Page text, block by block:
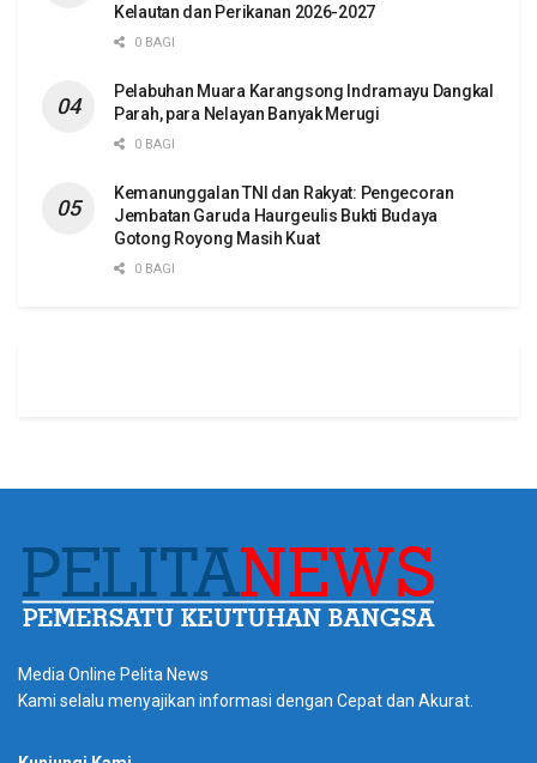
Kelautan dan Perikanan 2026-2027
0 BAGI
Pelabuhan Muara Karangsong Indramayu Dangkal
Parah, para Nelayan Banyak Merugi
0 BAGI
Kemanunggalan TNI dan Rakyat: Pengecoran
Jembatan Garuda Haurgeulis Bukti Budaya
Gotong Royong Masih Kuat
0 BAGI
Media Online Pelita News
Kami selalu menyajikan informasi dengan Cepat dan Akurat.